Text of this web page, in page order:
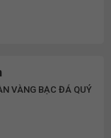
VÀNG BẠC ĐÁ QUÝ